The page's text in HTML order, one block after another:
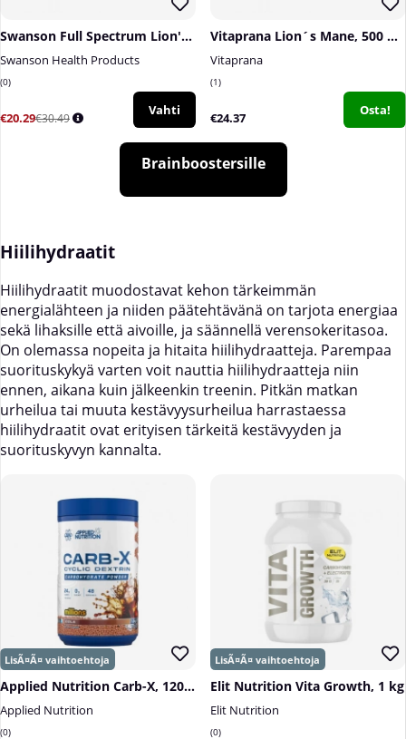
Swanson Full Spectrum Lion's Mane Mushroom, 500 mg, 60 caps
Swanson Health Products
0
€20.29€30.49
Vahti
Vitaprana Lion´s Mane, 500 mg, 100 caps
Vitaprana
1
€24.37 Osta!
Brainboostersille
Hiilihydraatit
Hiilihydraatit muodostavat kehon tärkeimmän
energialähteen ja niiden päätehtävänä on tarjota energiaa
sekä lihaksille että aivoille, ja säännellä verensokeritasoa.
On olemassa nopeita ja hitaita hiilihydraatteja. Parempaa
suorituskykyä varten voit nauttia hiilihydraatteja niin
ennen, aikana kuin jälkeenkin treenin. Pitkän matkan
urheilua tai muuta kestävyysurheilua harrastaessa
hiilihydraatit ovat erityisen tärkeitä kestävyyden ja
suorituskyvyn kannalta.
Applied Nutrition Carb-X, 1200 g
Applied Nutrition
0
Elit Nutrition Vita Growth, 1 kg
Elit Nutrition
0